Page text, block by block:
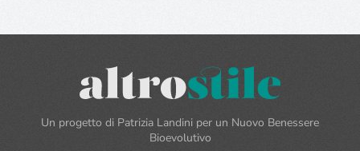
Un progetto di Patrizia Landini per un Nuovo Benessere
Bioevolutivo